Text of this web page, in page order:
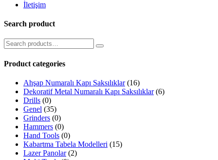
İletişim
Search product
Product categories
Ahşap Numaralı Kapı Saksılıklar (16)
Dekoratif Metal Numaralı Kapı Saksılıklar (6)
Drills (0)
Genel (35)
Grinders (0)
Hammers (0)
Hand Tools (0)
Kabartma Tabela Modelleri (15)
Lazer Panolar (2)